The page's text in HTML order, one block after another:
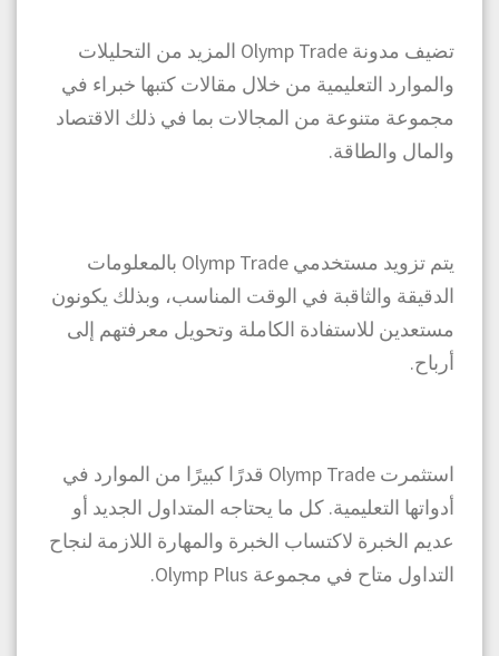
تضيف مدونة Olymp Trade المزيد من التحليلات
والموارد التعليمية من خلال مقالات كتبها خبراء في
مجموعة متنوعة من المجالات بما في ذلك الاقتصاد
والمال والطاقة.
يتم تزويد مستخدمي Olymp Trade بالمعلومات
الدقيقة والثاقبة في الوقت المناسب، وبذلك يكونون
مستعدين للاستفادة الكاملة وتحويل معرفتهم إلى
أرباح.
استثمرت Olymp Trade قدرًا كبيرًا من الموارد في
أدواتها التعليمية. كل ما يحتاجه المتداول الجديد أو
عديم الخبرة لاكتساب الخبرة والمهارة اللازمة لنجاح
التداول متاح في مجموعة Olymp Plus.